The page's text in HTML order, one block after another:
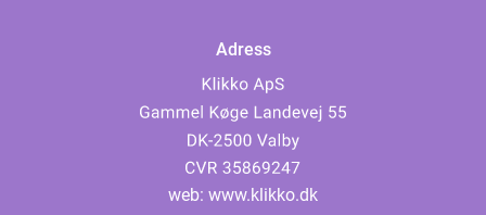
Adress
web: www.klikko.dk